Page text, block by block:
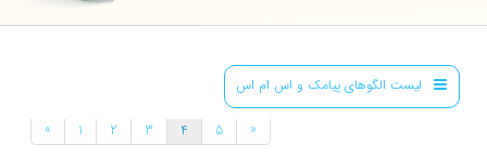
لیست الگوهای پیامک و اس ام اس
» 1 2 3 4 5 «